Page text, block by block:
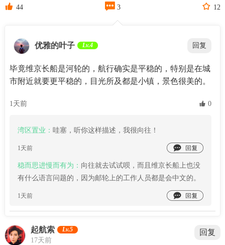
 44  3  12
优雅的叶子 Lv.4 回复
毕竟维京长船是河轮的，航行确实是平稳的，特别是在城
市附近就要更平稳的，目光所及都是小镇，景色很美的。
1天前  0
湾区置业： 哇塞，听你这样描述，我很向往！
1天前 
稳而思进慢而有为： 向往就去试试呗，而且维京长船上也没
有什么语言问题的，因为邮轮上的工作人员都是会中文的。
1天前 
起航索 Lv.5
17天前
回复